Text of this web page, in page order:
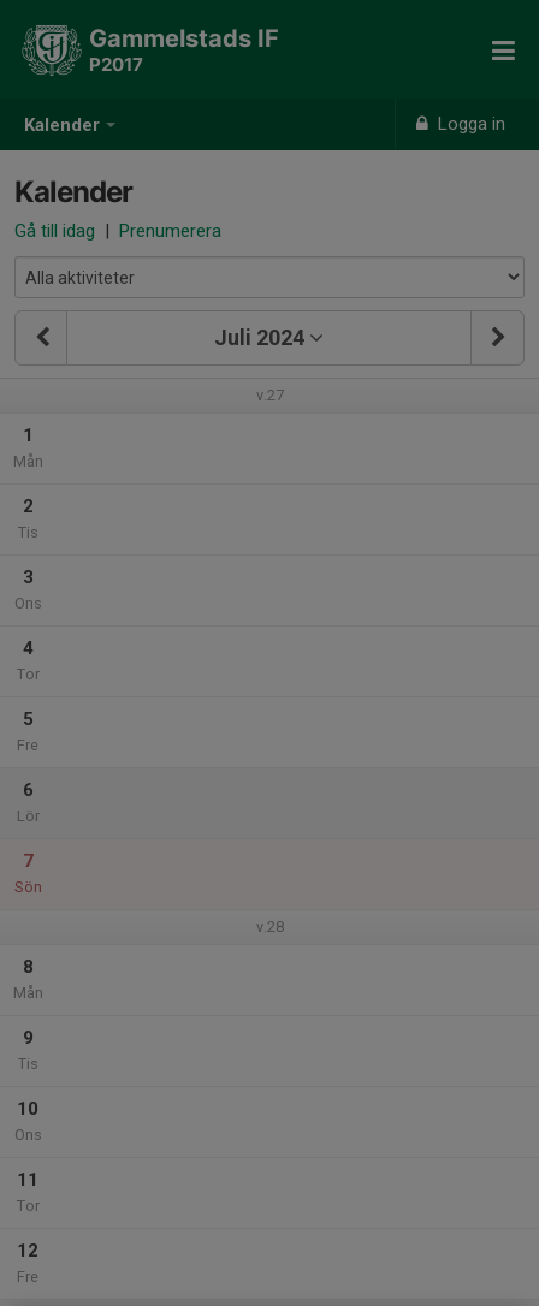
Kalender Logga in
Gammelstads IF
P2017
Kalender
Gå till idag | Prenumerera
Juli 2024
v.27
1
Mån
2
Tis
3
Ons
4
Tor
5
Fre
6
Lör
7
Sön
v.28
8
Mån
9
Tis
10
Ons
11
Tor
12
Fre